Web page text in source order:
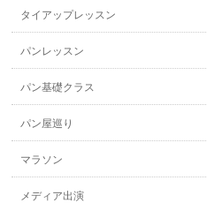
タイアップレッスン
パンレッスン
パン基礎クラス
パン屋巡り
マラソン
メディア出演